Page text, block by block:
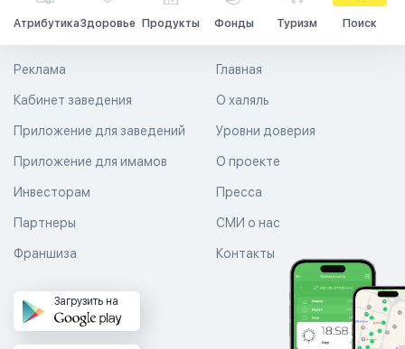
АтрибутикаЗдоровье Продукты Фонды Туризм Поиск
Главная
О халяль
Уровни доверия
Реклама
Кабинет заведения
Приложение для заведений
Приложение для имамов О проекте
Пресса
СМИ о нас
Контакты
Инвесторам
Партнеры
Франшиза
Загрузить на